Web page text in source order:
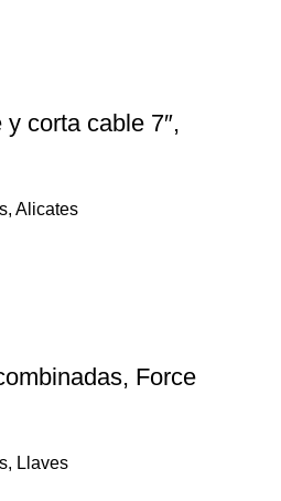
corta cable 7″,
, Alicates
Force
, Llaves